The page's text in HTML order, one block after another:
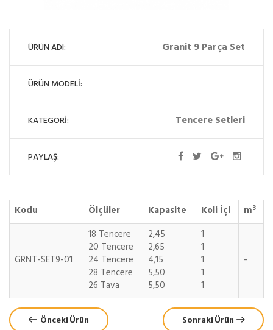
ÜRÜN ADI: Granit 9 Parça Set
ÜRÜN MODELİ:
KATEGORİ: Tencere Setleri
PAYLAŞ:
Kodu Ölçüler Kapasite Koli İçi m3
GRNT-SET9-01
18 Tencere
20 Tencere
24 Tencere
28 Tencere
26 Tava
2,45
2,65
4,15
5,50
5,50
1
1
1
1
1
-
Önceki Ürün Sonraki Ürün